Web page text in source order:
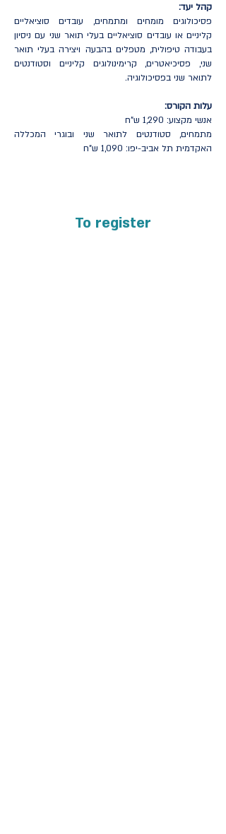
קהל יעד:
פסיכולוגים מומחים ומתמחים, עובדים סוציאליים
קליניים או עובדים סוציאליים בעלי תואר שני עם ניסיון
בעבודה טיפולית, מטפלים בהבעה ויצירה בעלי תואר
שני, פסיכיאטרים, קרימינולוגים קליניים וסטודנטים
לתואר שני בפסיכולוגיה.
עלות הקורס:
אנשי מקצוע: 1,290 ש"ח
מתמחים, סטודנטים לתואר שני ובוגרי המכללה
האקדמית תל אביב-יפו: 1,090 ש"ח
To register